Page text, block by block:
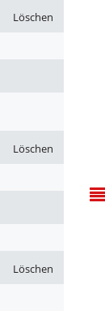
Löschen
Löschen
Löschen